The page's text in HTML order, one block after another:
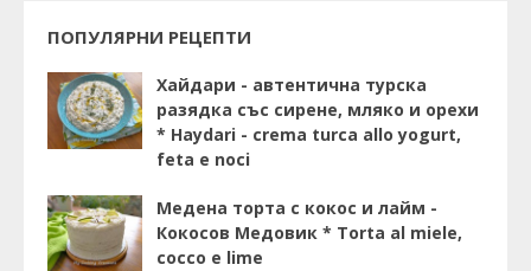
ПОПУЛЯРНИ РЕЦЕПТИ
Хайдари - автентична турска
разядка със сирене, мляко и орехи
* Haydari - crema turca allo yogurt,
feta e noci
Медена торта с кокос и лайм -
Кокосов Медовик * Torta al miele,
cocco e lime